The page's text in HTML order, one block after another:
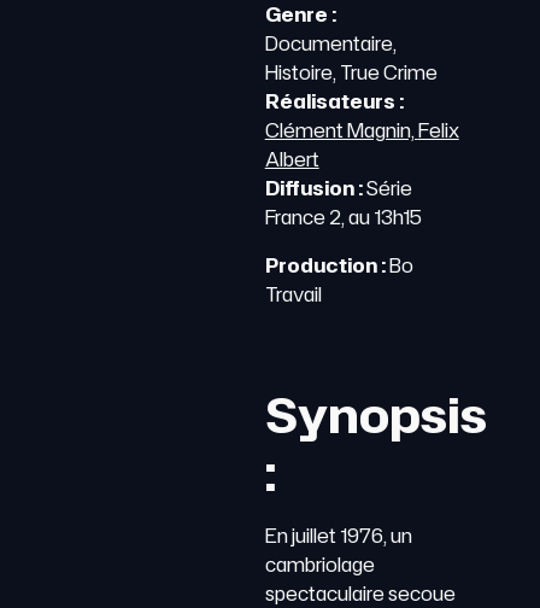
Genre :
Documentaire,
Histoire, True Crime
Réalisateurs :
Clément Magnin,Felix
Albert
Diffusion :Série
France 2, au 13h15
Production :Bo
Travail
Synopsis
:
En juillet 1976, un
cambriolage
spectaculaire secoue